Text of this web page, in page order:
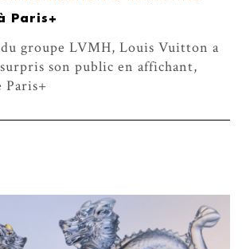
Paris+
groupe LVMH, Louis Vuitton a
son public en affichant,
Paris+